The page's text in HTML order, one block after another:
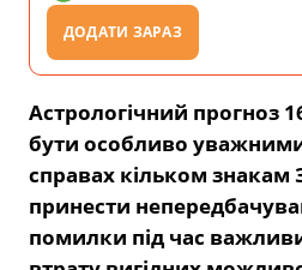
ДОДАТИ ЗАРАЗ
Астрологічний прогноз
бути особливо
справах кільком знакам
принести
помилки під час